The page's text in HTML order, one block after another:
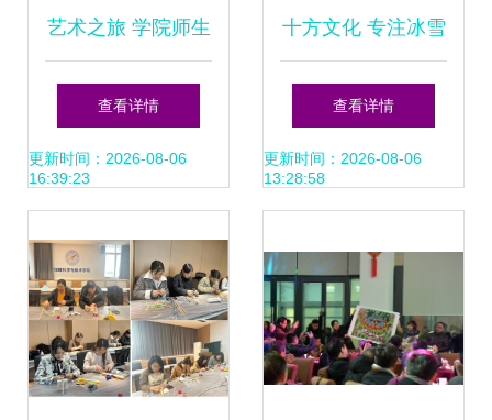
艺术之旅 学院师生
赴朱家庄艺术村开
展陶瓷艺术研学研
查看详情
更新时间：2026-08-06
16:39:23
十方文化 专注冰雪
艺术，助力冰雪产
业发展
查看详情
更新时间：2026-08-06
13:28:58